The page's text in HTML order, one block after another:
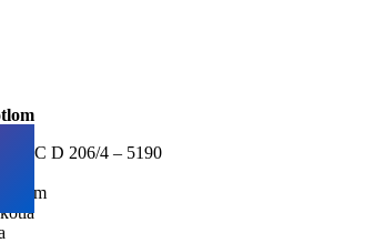
VSC D 206/4 – 5190